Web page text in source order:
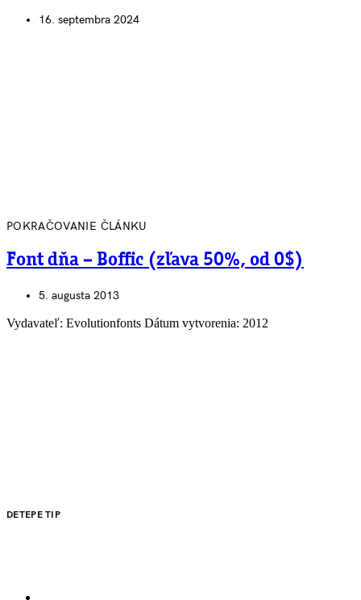
16. septembra 2024
POKRAČOVANIE ČLÁNKU
Font dňa – Boffic (zľava 50%, od 0$)
5. augusta 2013
Vydavateľ: Evolutionfonts Dátum vytvorenia: 2012
DETEPE TIP